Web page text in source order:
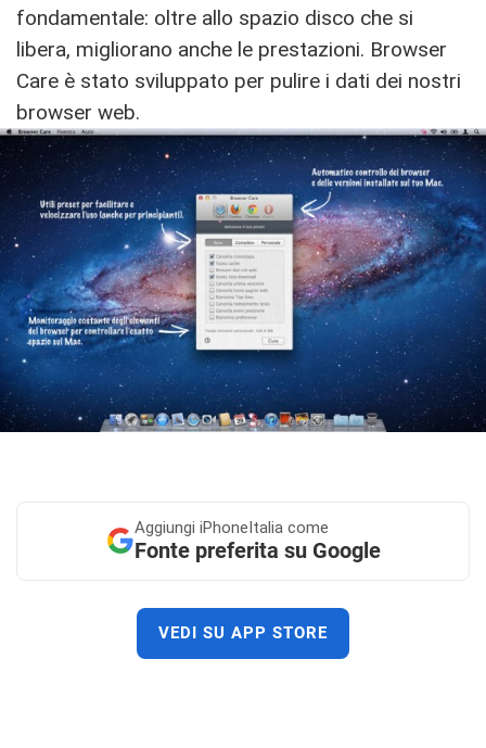
fondamentale: oltre allo spazio disco che si
libera, migliorano anche le prestazioni. Browser
Care è stato sviluppato per pulire i dati dei nostri
browser web.
Aggiungi iPhoneItalia come
Fonte preferita su Google
VEDI SU APP STORE